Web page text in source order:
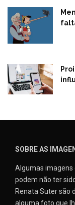
SOBRE AS
Algumas imagens
podem não ter
Renata Suter são
alguma foto que